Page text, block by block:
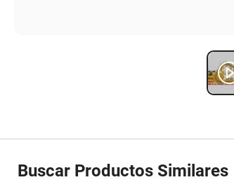
Buscar Productos Similares